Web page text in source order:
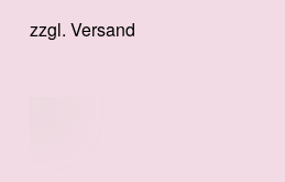
zzgl. Versand